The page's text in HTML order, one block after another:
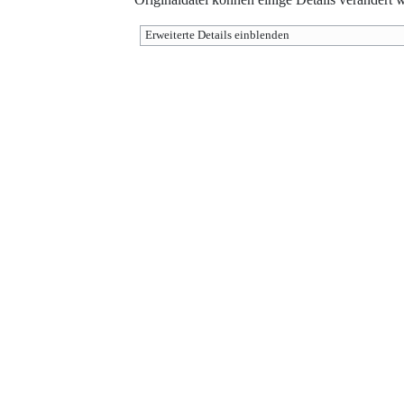
Erweiterte Details einblenden